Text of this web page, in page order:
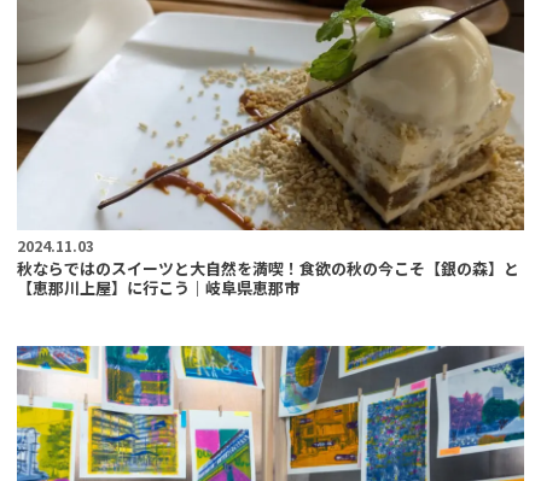
2024.11.03
秋ならではのスイーツと大自然を満喫！食欲の秋の今こそ【銀の森】と
【恵那川上屋】に行こう｜岐阜県恵那市